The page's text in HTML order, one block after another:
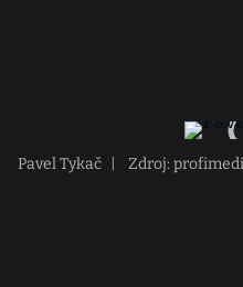
Pavel Tykač Zdroj: